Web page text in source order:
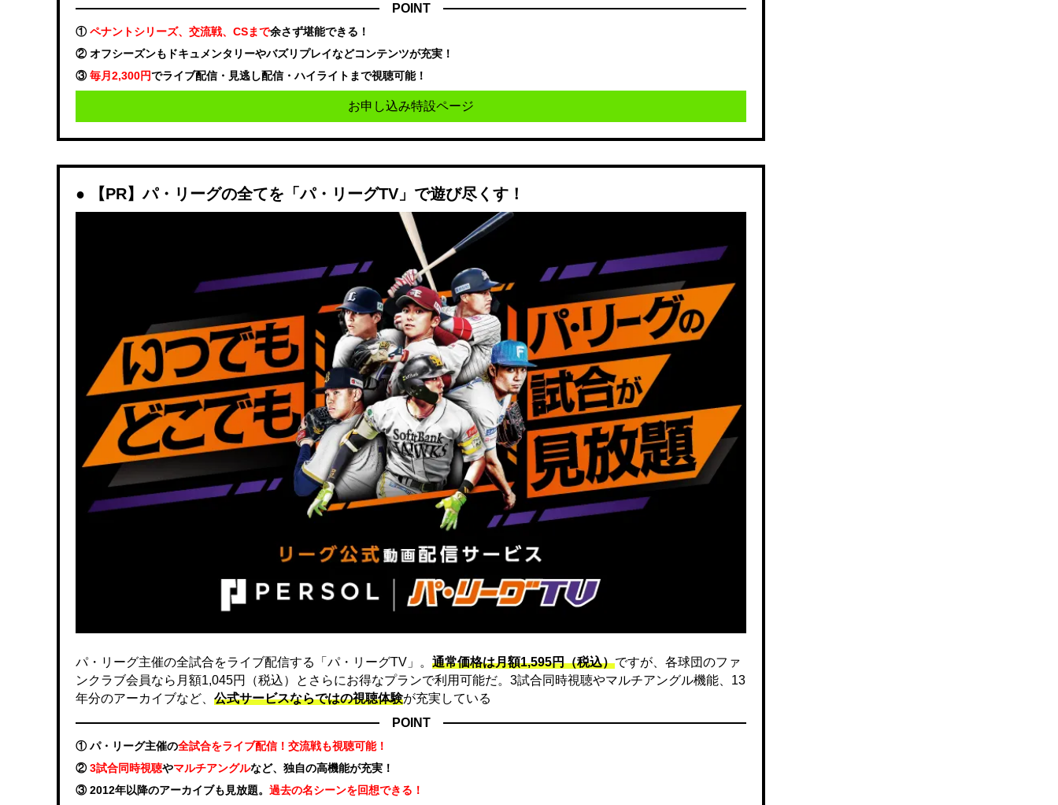
POINT
①ペナントシリーズ、交流戦、CSまで余さず堪能できる！
② オフシーズンもドキュメンタリーやバズリプレイなどコンテンツが充実！
③毎月2,300円でライブ配信・見逃し配信・ハイライトまで視聴可能！
お申し込み特設ページ
【PR】パ・リーグの全てを「パ・リーグTV」で遊び尽くす！
パ・リーグ主催の全試合をライブ配信する「パ・リーグTV」。 通常価格は月額1,595円（税込）ですが、各球団のファ
ンクラブ会員なら月額1,045円（税込）とさらにお得なプランで利用可能だ。3試合同時視聴やマルチアングル機能、13
年分のアーカイブなど、 公式サービスならではの視聴体験が充実している
POINT
① パ・リーグ主催の全試合をライブ配信！交流戦も視聴可能！
②3試合同時視聴やマルチアングルなど、独自の高機能が充実！
③ 2012年以降のアーカイブも見放題。 過去の名シーンを回想できる！